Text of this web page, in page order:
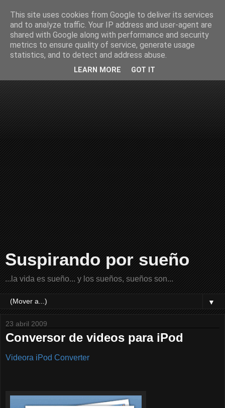
Suspirando por sueño
...la vida es sueño... y los sueños, sueños son...
▼
23 abril 2009
Conversor de videos para iPod
Videora iPod Converter
This site uses cookies from Google to deliver its services
and to analyze traffic. Your IP address and user-agent are
shared with Google along with performance and security
metrics to ensure quality of service, generate usage
statistics, and to detect and address abuse.
LEARN MORE GOT IT